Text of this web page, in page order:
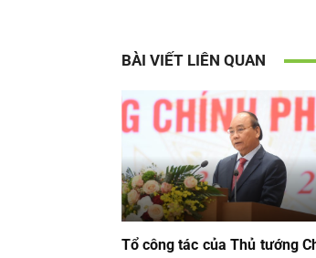
BÀI VIẾT LIÊN QUAN
Tổ công tác của Thủ tướng